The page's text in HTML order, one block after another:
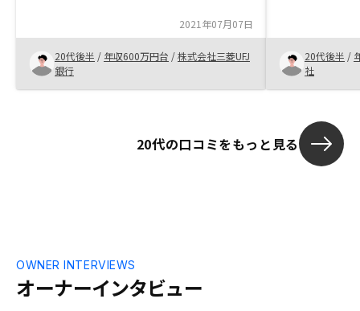
2021年07月07日
20代後半 / 年収600万円台 /株式会社三菱UFJ
銀行
た、空室リス
だが、リノシ
きるから
20代後半 /
社
20代の口コミをもっと見る
オーナーインタビュー
OWNER INTERVIEWS